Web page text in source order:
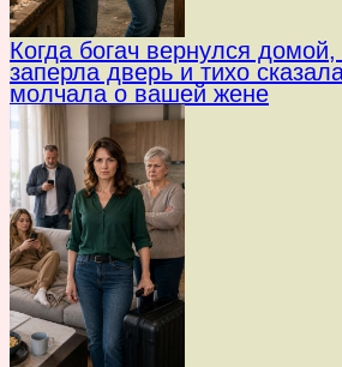
Когда богач вернулся
заперла дверь и тихо
молчала о вашей жене